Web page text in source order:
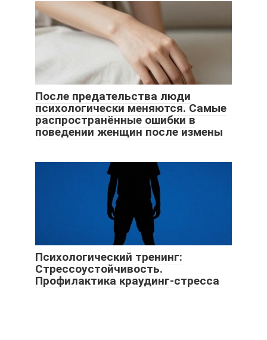
После предательства люди
психологически меняются. Самые
распространённые ошибки в
поведении женщин после измены
Психологический тренинг:
Стрессоустойчивость.
Профилактика краудинг-стресса